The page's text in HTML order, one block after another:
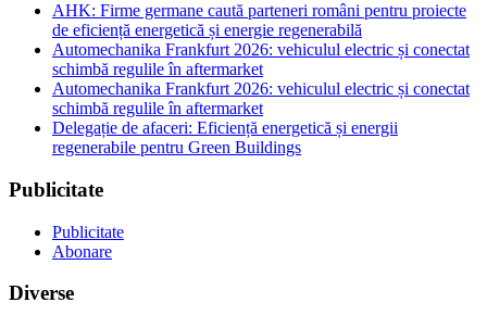
AHK: Firme germane caută parteneri români pentru proiecte
de eficiență energetică și energie regenerabilă
Automechanika Frankfurt 2026: vehiculul electric și conectat
schimbă regulile în aftermarket
Automechanika Frankfurt 2026: vehiculul electric și conectat
schimbă regulile în aftermarket
Delegație de afaceri: Eficiență energetică și energii
regenerabile pentru Green Buildings
Publicitate
Publicitate
Abonare
Diverse